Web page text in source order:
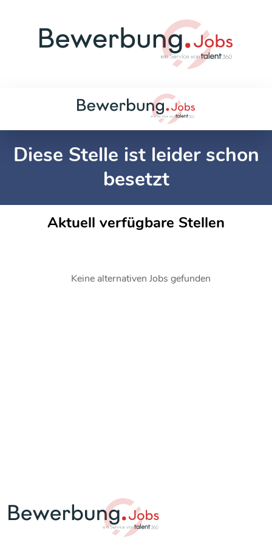
Diese Stelle ist leider schon
besetzt
Aktuell verfügbare Stellen
Keine alternativen Jobs gefunden